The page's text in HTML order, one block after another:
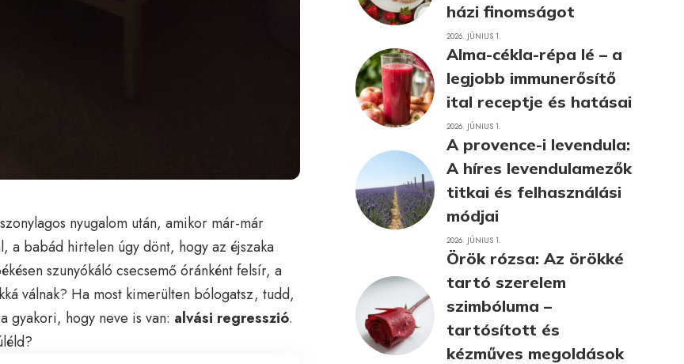
nyugalom után, amikor már-már
a babád hirtelen úgy dönt, hogy az éjszaka
szunyókáló csecsemő óránként felsír, a
válnak? Ha most kimerülten bólogatsz, tudd,
gyakori, hogy neve is van: alvási regresszió.
házi finomságot
2026. JÚNIUS 1.
Alma-cékla-répa lé – a
legjobb immunerősítő
ital receptje és hatásai
2026. JÚNIUS 1.
A provence-i levendula:
A híres levendulamezők
titkai és felhasználási
módjai
2026. JÚNIUS 1.
Örök rózsa: Az örökké
tartó szerelem
szimbóluma –
tartósított és
kézműves megoldások